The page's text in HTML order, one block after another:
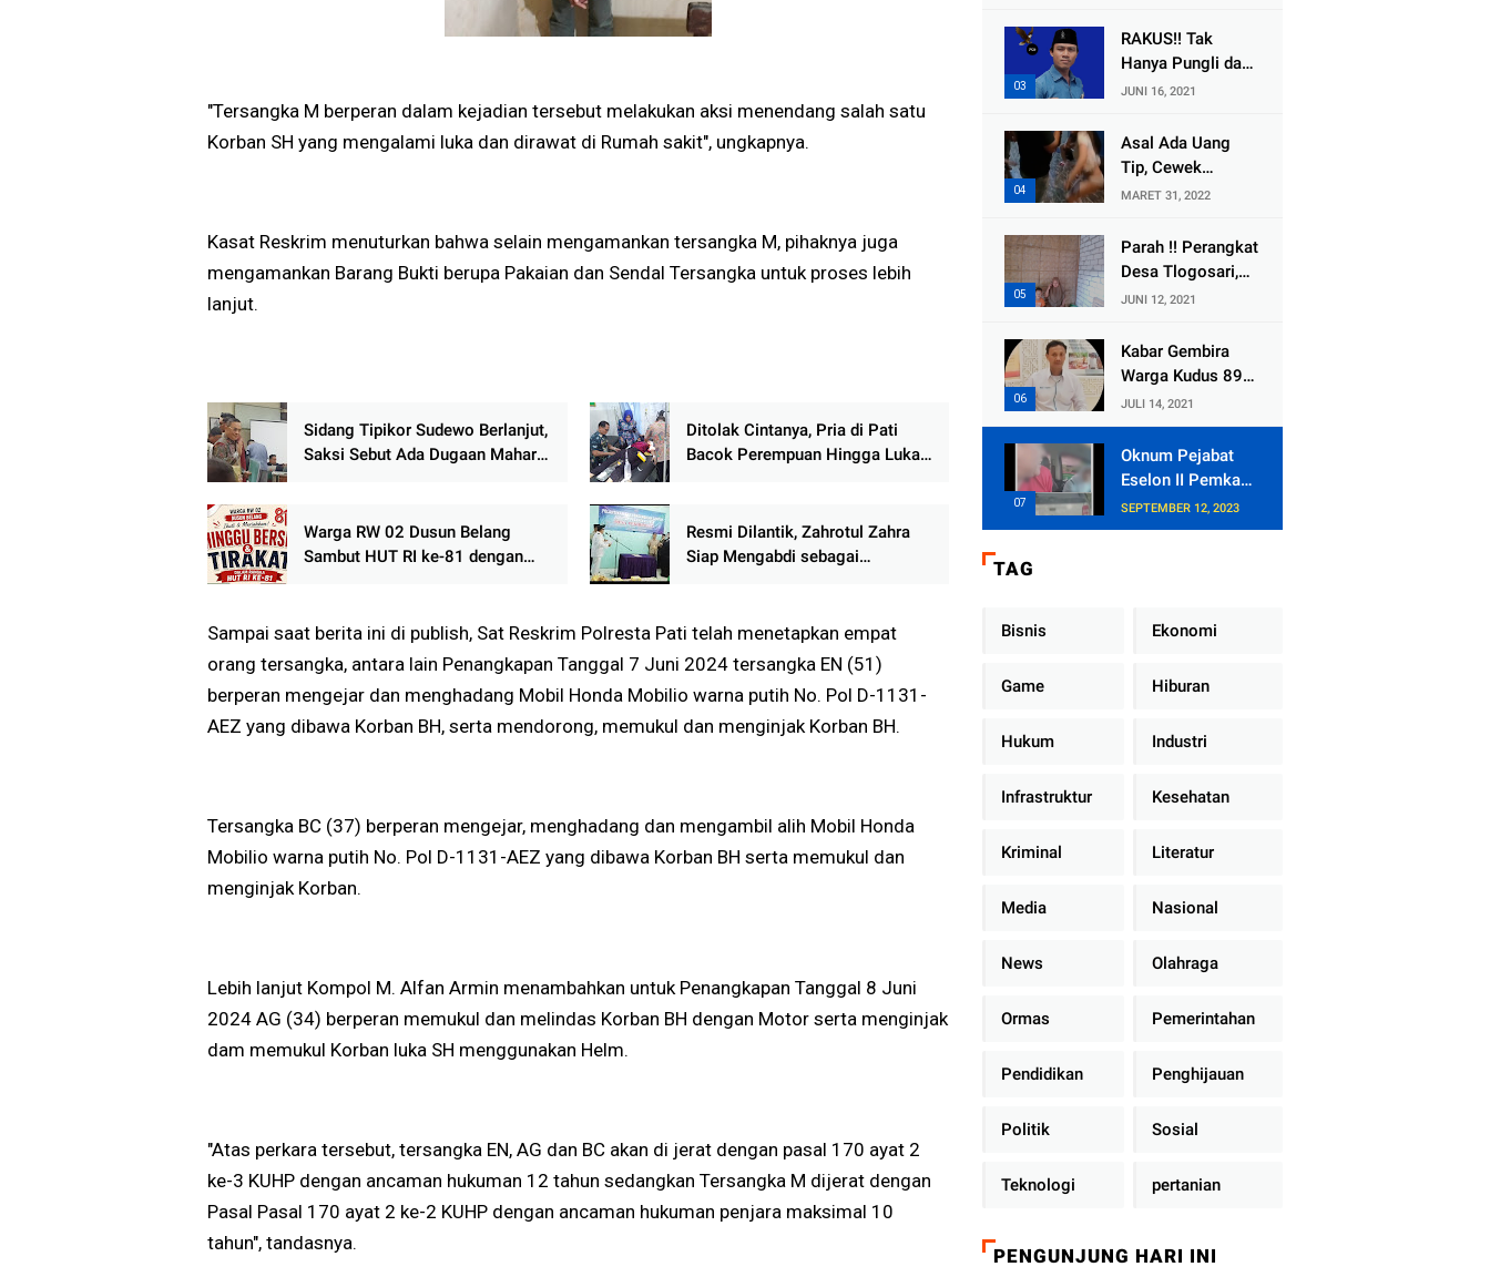
"Tersangka M berperan dalam kejadian tersebut melakukan aksi menendang salah satu
Korban SH yang mengalami luka dan dirawat di Rumah sakit", ungkapnya.
Kasat Reskrim menuturkan bahwa selain mengamankan tersangka M, pihaknya juga
mengamankan Barang Bukti berupa Pakaian dan Sendal Tersangka untuk proses lebih
lanjut.
Sidang Tipikor Sudewo Berlanjut,
Saksi Sebut Ada Dugaan Mahar
Ditolak Cintanya, Pria di Pati
Bacok Perempuan Hingga Luka
Warga RW 02 Dusun Belang
Sambut HUT RI ke-81 dengan
Resmi Dilantik, Zahrotul Zahra
Siap Mengabdi sebagai
Sampai saat berita ini di publish, Sat Reskrim Polresta Pati telah menetapkan empat
orang tersangka, antara lain Penangkapan Tanggal 7 Juni 2024 tersangka EN (51)
berperan mengejar dan menghadang Mobil Honda Mobilio warna putih No. Pol D-1131-
AEZ yang dibawa Korban BH, serta mendorong, memukul dan menginjak Korban BH.
Tersangka BC (37) berperan mengejar, menghadang dan mengambil alih Mobil Honda
Mobilio warna putih No. Pol D-1131-AEZ yang dibawa Korban BH serta memukul dan
menginjak Korban.
Lebih lanjut Kompol M. Alfan Armin menambahkan untuk Penangkapan Tanggal 8 Juni
2024 AG (34) berperan memukul dan melindas Korban BH dengan Motor serta menginjak
dam memukul Korban luka SH menggunakan Helm.
"Atas perkara tersebut, tersangka EN, AG dan BC akan di jerat dengan pasal 170 ayat 2
ke-3 KUHP dengan ancaman hukuman 12 tahun sedangkan Tersangka M dijerat dengan
Pasal Pasal 170 ayat 2 ke-2 KUHP dengan ancaman hukuman penjara maksimal 10
tahun", tandasnya.
Mengalami
Kecelakaan
RAKUS!! Tak
Hanya Pungli dan
Dana Bedah
Diembat, ,
Perangkat Desa
Selewengkan
Bantuan Mushola
JUNI 16, 2021
Asal Ada Uang
Tip, Cewek
Pemandu Karaoke
Bersedia Bugil
MARET 31, 2022
Parah !! Perangkat
Desa Tlogosari,
Kecamatan
Embat Dana Bedah
Rumah dari
JUNI 12, 2021
Kabar Gembira
Warga Kudus 89
Persen RT di
Kudus Zona Hijau
JULI 14, 2021
Oknum Pejabat
Eselon II Pemkab
Lampung Utara
Asik Ngobrol
Dinas
SEPTEMBER 12, 2023
TAG
Bisnis Ekonomi
Game Hiburan
Hukum Industri
Infrastruktur Kesehatan
Kriminal Literatur
Media Nasional
News Olahraga
Ormas Pemerintahan
Pendidikan Penghijauan
Politik Sosial
Teknologi pertanian
PENGUNJUNG HARI INI